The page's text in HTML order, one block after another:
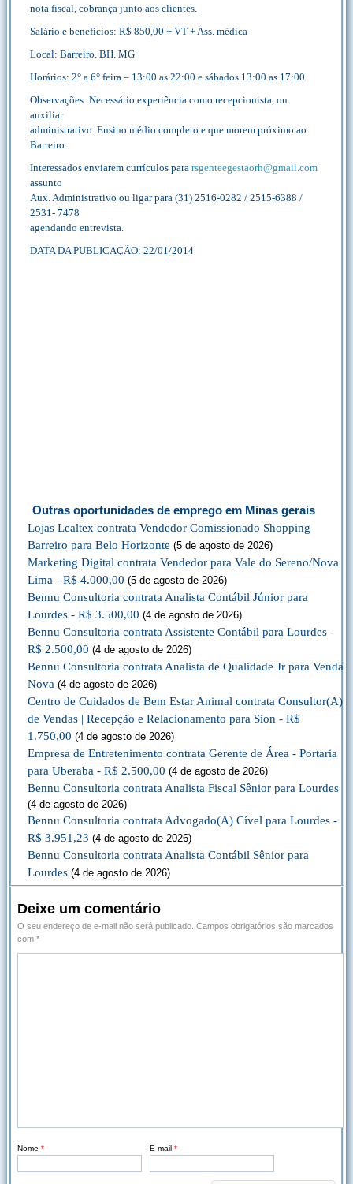
nota fiscal, cobrança junto aos clientes.
Salário e benefícios: R$ 850,00 + VT + Ass. médica
Local: Barreiro. BH. MG
Horários: 2° a 6° feira – 13:00 as 22:00 e sábados 13:00 as 17:00
Observações: Necessário experiência como recepcionista, ou
auxiliar
administrativo. Ensino médio completo e que morem próximo ao
Barreiro.
Interessados enviarem currículos para rsgenteegestaorh@gmail.com
assunto
Aux. Administrativo ou ligar para (31) 2516-0282 / 2515-6388 /
2531- 7478
agendando entrevista.
DATA DA PUBLICAÇÃO: 22/01/2014
Outras oportunidades de emprego em Minas gerais
Lojas Lealtex contrata Vendedor Comissionado Shopping
Barreiro para Belo Horizonte (5 de agosto de 2026)
Marketing Digital contrata Vendedor para Vale do Sereno/Nova
Lima - R$ 4.000,00 (5 de agosto de 2026)
Bennu Consultoria contrata Analista Contábil Júnior para
Lourdes - R$ 3.500,00 (4 de agosto de 2026)
Bennu Consultoria contrata Assistente Contábil para Lourdes -
R$ 2.500,00 (4 de agosto de 2026)
Bennu Consultoria contrata Analista de Qualidade Jr para Venda
Nova (4 de agosto de 2026)
Centro de Cuidados de Bem Estar Animal contrata Consultor(A)
de Vendas | Recepção e Relacionamento para Sion - R$
1.750,00 (4 de agosto de 2026)
Empresa de Entretenimento contrata Gerente de Área - Portaria
para Uberaba - R$ 2.500,00 (4 de agosto de 2026)
Bennu Consultoria contrata Analista Fiscal Sênior para Lourdes
(4 de agosto de 2026)
Bennu Consultoria contrata Advogado(A) Cível para Lourdes -
R$ 3.951,23 (4 de agosto de 2026)
Bennu Consultoria contrata Analista Contábil Sênior para
Lourdes (4 de agosto de 2026)
Deixe um comentário
O seu endereço de e-mail não será publicado. Campos obrigatórios são marcados
com *
Nome * E-mail *